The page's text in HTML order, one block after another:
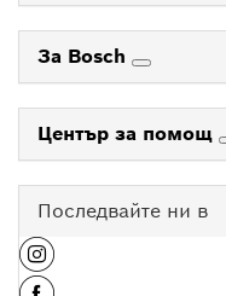
За Bosch
Център за помощ
Последвайте ни в